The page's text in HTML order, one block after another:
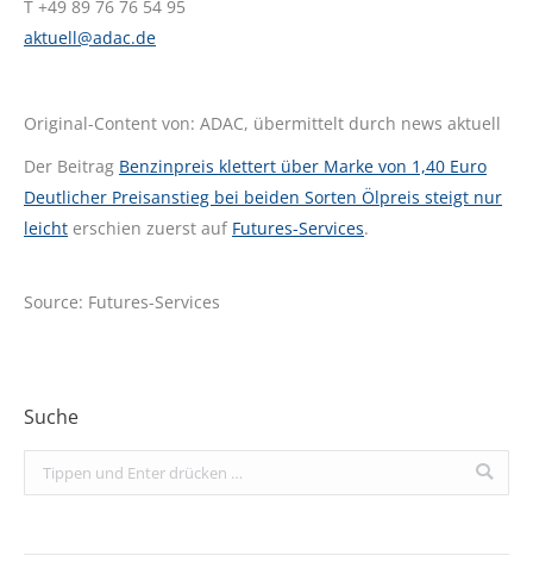
T +49 89 76 76 54 95
aktuell@adac.de
Original-Content von: ADAC, übermittelt durch news aktuell
Der Beitrag Benzinpreis klettert über Marke von 1,40 Euro
Deutlicher Preisanstieg bei beiden Sorten Ölpreis steigt nur
leicht erschien zuerst auf Futures-Services.
Source: Futures-Services
Suche
Search: